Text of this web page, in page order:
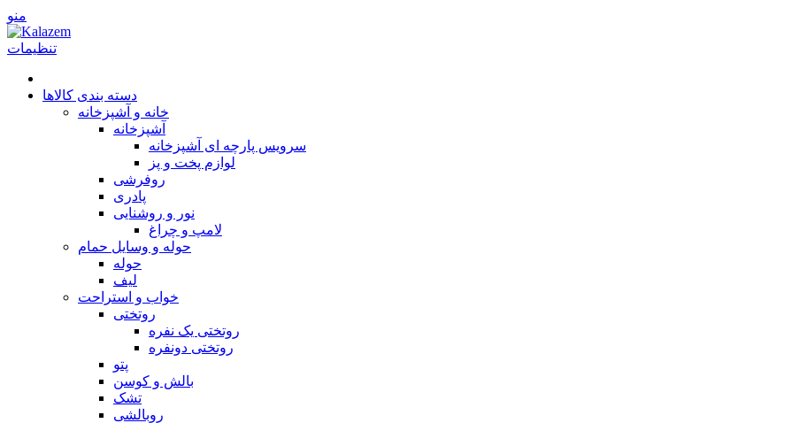
منو
تنظیمات
دسته بندی کالاها
خانه و آشپزخانه
آشپزخانه
سرویس پارچه ای آشپزخانه
لوازم پخت و پز
روفرشی
پا‌دری
نور و روشنایی
لامپ و چراغ
حوله و وسایل حمام
حوله
لیف
خواب و استراحت
روتختی
روتختی یک نفره
روتختی دونفره
پتو
بالش و کوسن
تشک
روبالشی